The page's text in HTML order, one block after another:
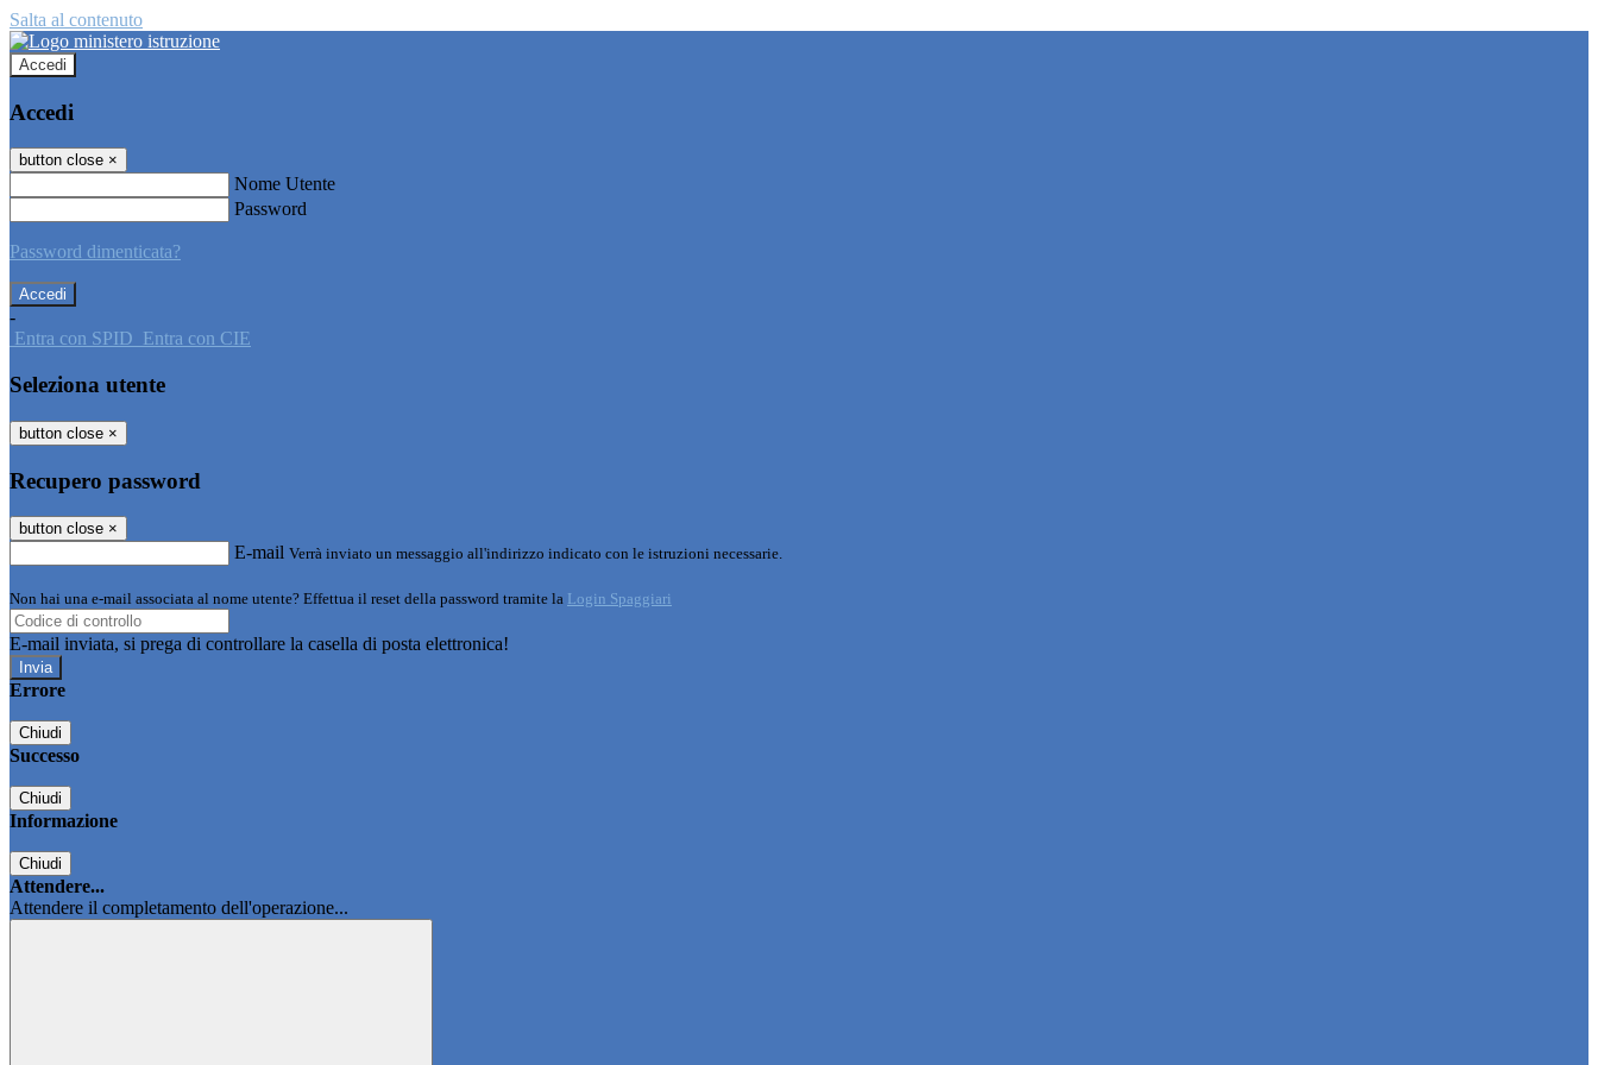
Salta al contenuto
Accedi
Accedi
button close ×
Nome Utente
Password
Password dimenticata?
-
Entra con SPID Entra con CIE
Seleziona utente
button close ×
Recupero password
button close ×
E-mail Verrà inviato un messaggio all'indirizzo indicato con le istruzioni necessarie.
Non hai una e-mail associata al nome utente? Effettua il reset della password tramite la Login Spaggiari
E-mail inviata, si prega di controllare la casella di posta elettronica!
Errore
Chiudi
Successo
Chiudi
Informazione
Chiudi
Attendere...
Attendere il completamento dell'operazione...